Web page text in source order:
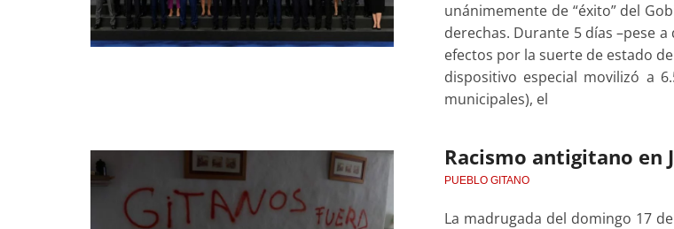
unánimemente de “éxito” del
derechas. Durante 5 días –pese
efectos por la suerte de estado
dispositivo especial movilizó a
municipales), el
Racismo antigitano en
PUEBLO GITANO
La madrugada del domingo 17